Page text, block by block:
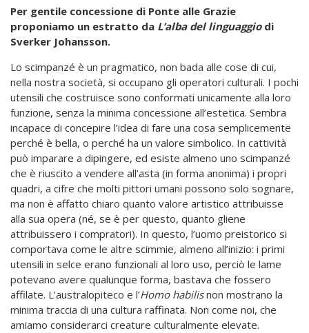
Per gentile concessione di Ponte alle Grazie
proponiamo un estratto da L’alba del linguaggiodi
Sverker Johansson.
Lo scimpanzé è un pragmatico, non bada alle cose di cui,
nella nostra società, si occupano gli operatori culturali. I pochi
utensili che costruisce sono conformati unicamente alla loro
funzione, senza la minima concessione all’estetica. Sembra
incapace di concepire l’idea di fare una cosa semplicemente
perché è bella, o perché ha un valore simbolico. In cattività
può imparare a dipingere, ed esiste almeno uno scimpanzé
che è riuscito a vendere all’asta (in forma anonima) i propri
quadri, a cifre che molti pittori umani possono solo sognare,
ma non è affatto chiaro quanto valore artistico attribuisse
alla sua opera (né, se è per questo, quanto gliene
attribuissero i compratori). In questo, l’uomo preistorico si
comportava come le altre scimmie, almeno all’inizio: i primi
utensili in selce erano funzionali al loro uso, perciò le lame
potevano avere qualunque forma, bastava che fossero
affilate. L’australopiteco e l’Homo habilisnon mostrano la
minima traccia di una cultura raffinata. Non come noi, che
amiamo considerarci creature culturalmente elevate.